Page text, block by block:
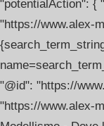
"potentialAction": {
"https://www.alex-
"@id": "https://
"https://www.alex-